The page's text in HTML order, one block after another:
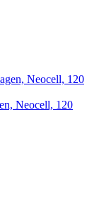
Neocell, 120